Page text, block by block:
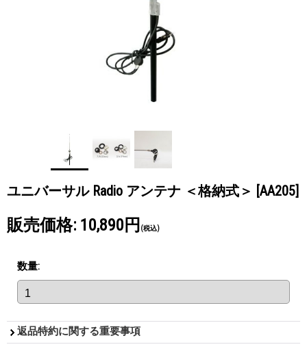
ユニバーサル Radio アンテナ ＜格納式＞ [AA205]
販売価格: 10,890円 (税込)
数量:
返品特約に関する重要事項